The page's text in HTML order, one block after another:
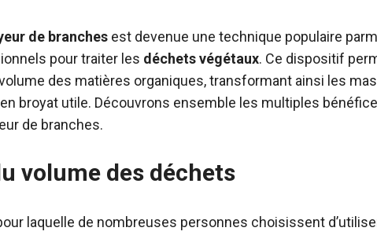
de branches est devenue une technique populaire
pour traiter les déchets végétaux. Ce dispositif
des matières organiques, transformant ainsi les
broyat utile. Découvrons ensemble les multiples
de branches.
volume des déchets
laquelle de nombreuses personnes choisissent